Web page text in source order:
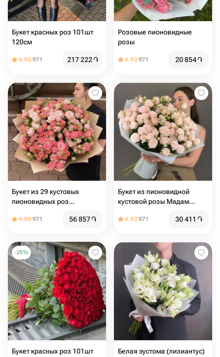
Букет красных роз 101шт
120см
4.90971 217 222֏
Розовые пионовидные
розы
4.90971 20 854֏
Букет из 29 кустовых
пионовидных роз
4.90971 56 857֏
Букет из пионовидной
кустовой розы Мадам
4.90971 30 411 ֏
-25%
Букет красных роз 101шт
Белая эустома (лизиантус)